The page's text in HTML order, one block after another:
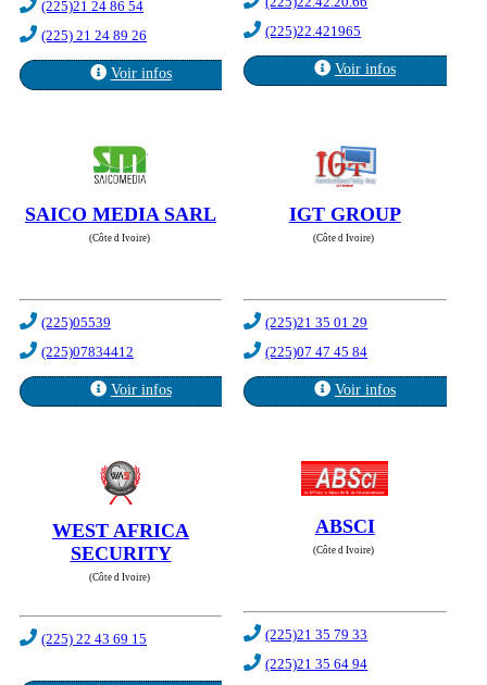
(225)21 24 86 54
(225) 21 24 89 26
Voir infos
(225)22.421965
Voir infos
SAICO MEDIA SARL
(Côte d Ivoire)
(225)05539
(225)07834412
Voir infos
IGT GROUP
(Côte d Ivoire)
(225)21 35 01 29
(225)07 47 45 84
Voir infos
WEST AFRICA
SECURITY
(Côte d Ivoire)
(225) 22 43 69 15
ABSCI
(Côte d Ivoire)
(225)21 35 79 33
(225)21 35 64 94